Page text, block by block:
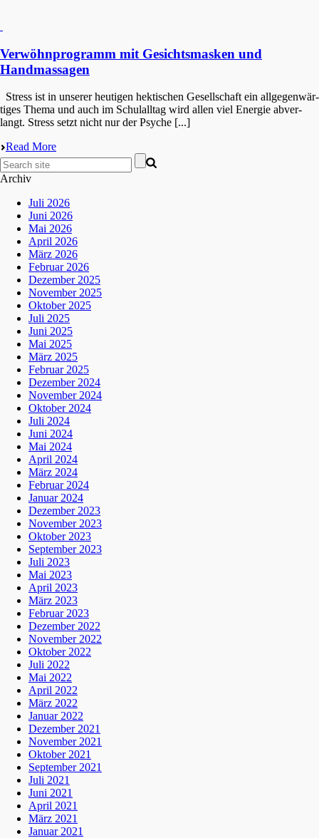
Verwöhnprogramm mit Gesichtsmasken und
Handmassagen
Stress ist in unserer heuti­gen hekti­schen Gesell­schaft ein allge­gen­wär­
ti­ges Thema und auch im Schul­all­tag wird allen viel Energie abver­
langt. Stress setzt nicht nur der Psyche [...]
Read More
Archiv
Juli 2026
Juni 2026
Mai 2026
April 2026
März 2026
Februar 2026
Dezember 2025
November 2025
Oktober 2025
Juli 2025
Juni 2025
Mai 2025
März 2025
Februar 2025
Dezember 2024
November 2024
Oktober 2024
Juli 2024
Juni 2024
Mai 2024
April 2024
März 2024
Februar 2024
Januar 2024
Dezember 2023
November 2023
Oktober 2023
September 2023
Juli 2023
Mai 2023
April 2023
März 2023
Februar 2023
Dezember 2022
November 2022
Oktober 2022
Juli 2022
Mai 2022
April 2022
März 2022
Januar 2022
Dezember 2021
November 2021
Oktober 2021
September 2021
Juli 2021
Juni 2021
April 2021
März 2021
Januar 2021